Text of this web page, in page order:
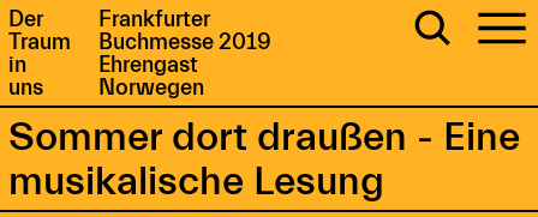
Der
Traum
in
uns
Frankfurter
Buchmesse 2019
Ehrengast
Norwegen
Sommer dort draußen - Eine
musikalische Lesung